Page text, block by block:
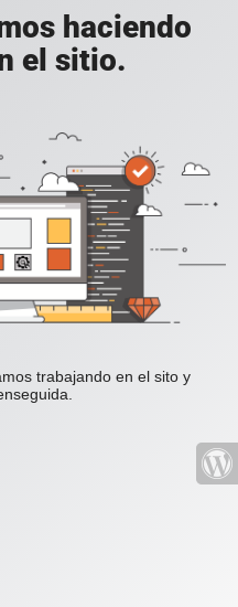
haciendo
el sitio.
trabajando en el sito y